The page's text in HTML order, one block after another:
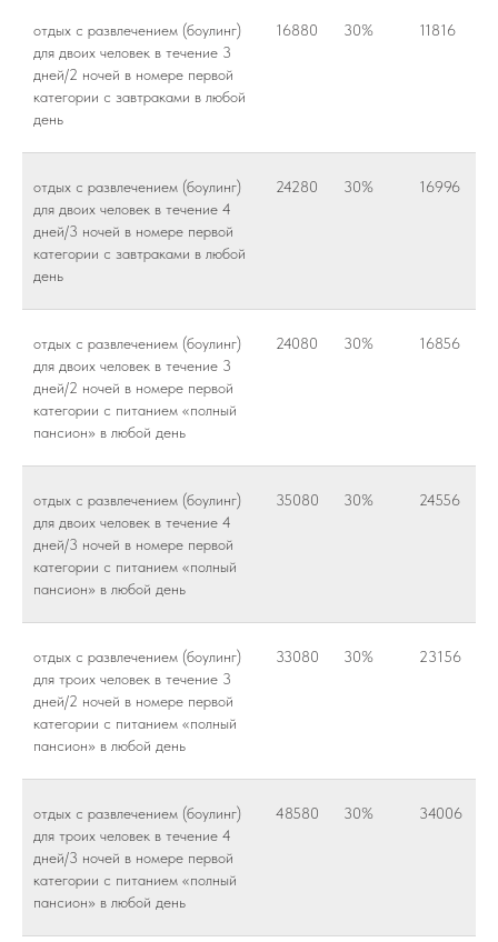
отдых с развлечением (боулинг)
для двоих человек в течение 3
дней/2 ночей в номере первой
категории с завтраками в любой
день
16880 30% 11816
отдых с развлечением (боулинг)
для двоих человек в течение 4
дней/3 ночей в номере первой
категории с завтраками в любой
день
24280 30% 16996
отдых с развлечением (боулинг)
для двоих человек в течение 3
дней/2 ночей в номере первой
категории с питанием «полный
пансион» в любой день
24080 30% 16856
отдых с развлечением (боулинг)
для двоих человек в течение 4
дней/3 ночей в номере первой
категории с питанием «полный
пансион» в любой день
35080 30% 24556
отдых с развлечением (боулинг)
для троих человек в течение 3
дней/2 ночей в номере первой
категории с питанием «полный
пансион» в любой день
33080 30% 23156
отдых с развлечением (боулинг)
для троих человек в течение 4
дней/3 ночей в номере первой
категории с питанием «полный
пансион» в любой день
48580 30% 34006